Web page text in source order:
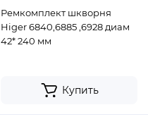
Ремкомплект шкворня
Higer 6840,6885 ,6928 диам
42* 240 мм
Купить